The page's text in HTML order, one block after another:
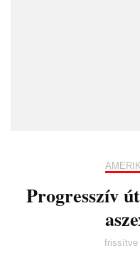
Progresszív
frissítve